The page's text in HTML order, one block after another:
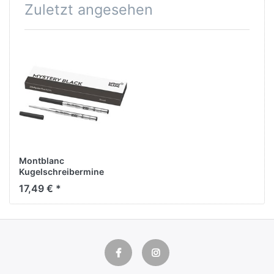
Zuletzt angesehen
Montblanc
Kugelschreibermine
Farbe: schwarz (mystery
black) Strichstärke: B (2
Stück)
17,49 € *